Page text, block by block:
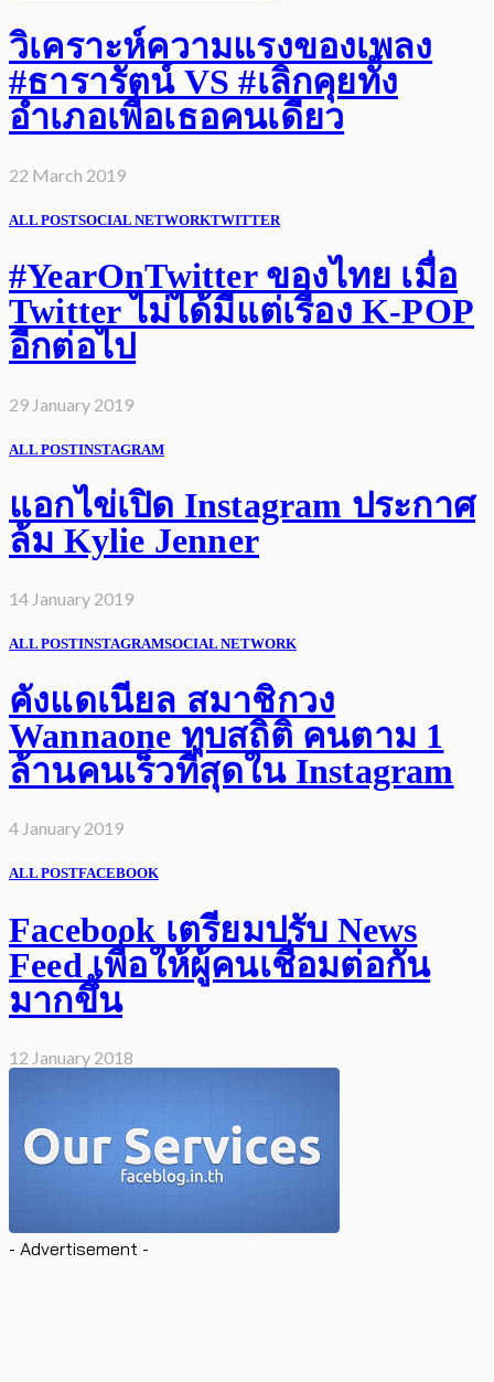
วิเคราะห์ความแรงของเพลง
#ธารารัตน์ VS #เลิกคุยทั้ง
อำเภอเพื่อเธอคนเดียว
22 March 2019
ALL POSTSOCIAL NETWORKTWITTER
#YearOnTwitter ของไทย เมื่อ
Twitter ไม่ได้มีแต่เรื่อง K-POP
อีกต่อไป
29 January 2019
ALL POSTINSTAGRAM
แอกไข่เปิด Instagram ประกาศ
ล้ม Kylie Jenner
14 January 2019
ALL POSTINSTAGRAMSOCIAL NETWORK
คังแดเนียล สมาชิกวง
Wannaone ทุบสถิติ คนตาม 1
ล้านคนเร็วที่สุดใน Instagram
4 January 2019
ALL POSTFACEBOOK
Facebook เตรียมปรับ News
Feed เพื่อให้ผู้คนเชื่อมต่อกัน
มากขึ้น
12 January 2018
- Advertisement -